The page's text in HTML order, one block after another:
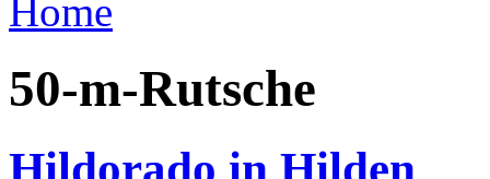
Home
50-m-Rutsche
Hildorado in Hilden